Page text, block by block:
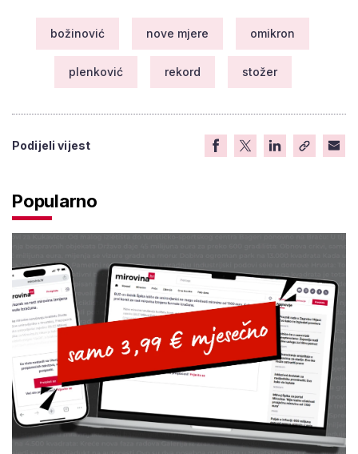
božinović nove mjere omikron
plenković rekord stožer
Podijeli vijest
Popularno